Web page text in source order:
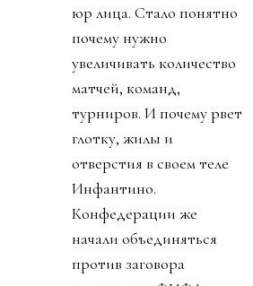
юр лица. Стало понятно
почему нужно
увеличивать количество
матчей, команд,
турниров. И почему рвет
глотку, жилы и
отверстия в своем теле
Инфантино.
Конфедерации же
начали объединяться
против заговора